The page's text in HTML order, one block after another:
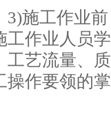
工作业前
工作业人员
工艺流量、
操作要领的